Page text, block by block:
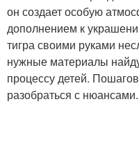
он создает особую
дополнением к
тигра своими руками
нужные материалы
процессу детей.
разобраться с нюансами.